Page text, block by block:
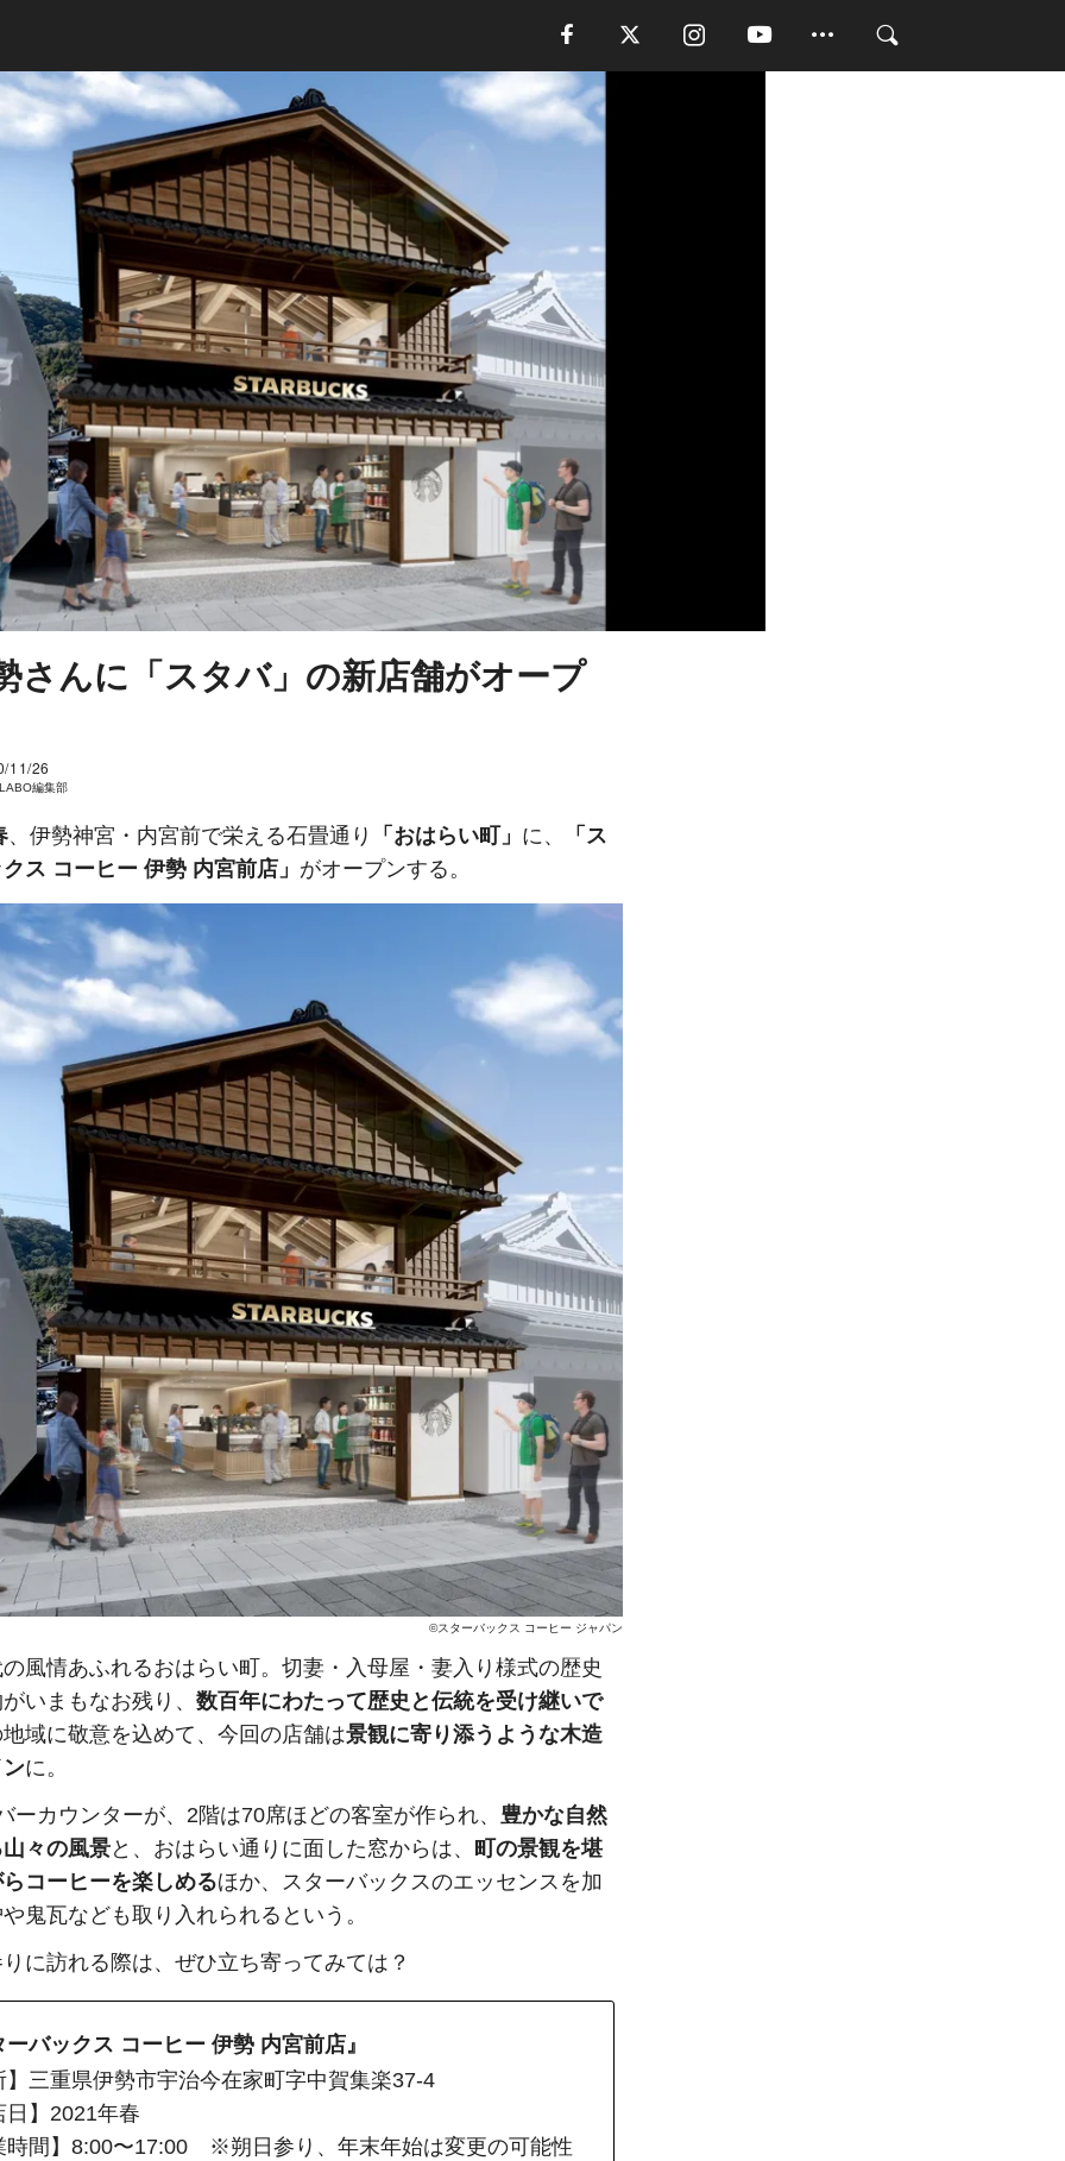
さんに「スタバ」の新店舗がオープ
11/26
編集部
、伊勢神宮・内宮前で栄える石畳通り 「おはらい町」 に、
「ス
ス コーヒー 伊勢 内宮前店」 がオープンする。
©スターバックス コーヒー ジャパン
風情あふれるおはらい町。切妻・入母屋・妻入り様式の歴史
いまもなお残り、 数百年にわたって歴史と伝統を受け継いで
域に敬意を込めて、今回の店舗は景観に寄り添うような木造
に。
ーカウンターが、2階は70席ほどの客室が作られ、 豊かな自然
々の風景と、おはらい通りに面した窓からは、
町の景観を堪
コーヒーを楽しめるほか、スターバックスのエッセンスを加
鬼瓦なども取り入れられるという。
に訪れる際は、ぜひ立ち寄ってみては？
ーバックス コーヒー 伊勢 内宮前店』
】三重県伊勢市宇治今在家町字中賀集楽37-4
日】2021年春
時間】8:00〜17:00　※朔日参り、年末年始は変更の可能性